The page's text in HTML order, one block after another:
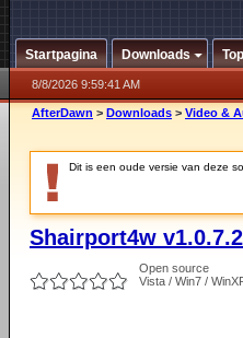
Startpagina Downloads
8/8/2026 9:59:41 AM
AfterDawn > Downloads > Video &
Dit is een oude versie van deze
Shairport4w v1.0.7.2
Open source
Vista / Win7 /